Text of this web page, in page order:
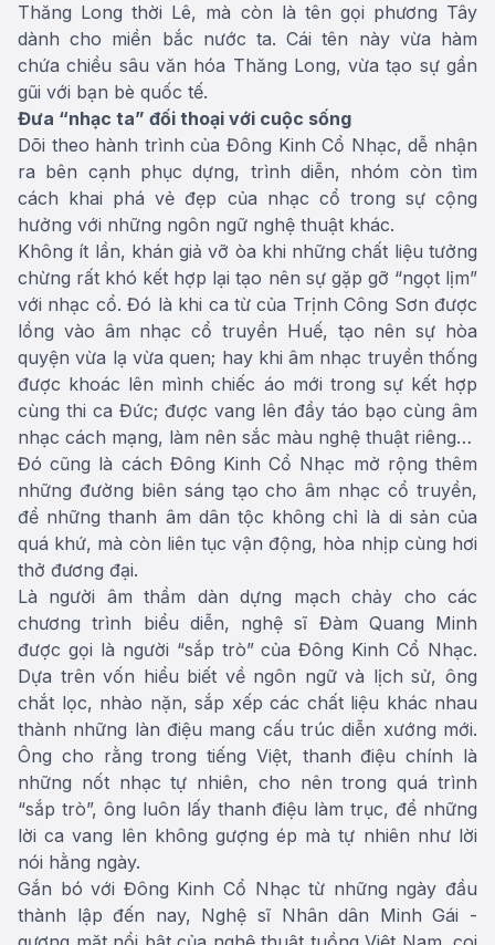
Thăng Long thời Lê, mà còn là tên gọi phương Tây
dành cho miền bắc nước ta. Cái tên này vừa hàm
chứa chiều sâu văn hóa Thăng Long, vừa tạo sự gần
gũi với bạn bè quốc tế.
Đưa “nhạc ta” đối thoại với cuộc sống
Dõi theo hành trình của Đông Kinh Cổ Nhạc, dễ nhận
ra bên cạnh phục dựng, trình diễn, nhóm còn tìm
cách khai phá vẻ đẹp của nhạc cổ trong sự cộng
hưởng với những ngôn ngữ nghệ thuật khác.
Không ít lần, khán giả vỡ òa khi những chất liệu tưởng
chừng rất khó kết hợp lại tạo nên sự gặp gỡ “ngọt lịm”
với nhạc cổ. Đó là khi ca từ của Trịnh Công Sơn được
lồng vào âm nhạc cổ truyền Huế, tạo nên sự hòa
quyện vừa lạ vừa quen; hay khi âm nhạc truyền thống
được khoác lên mình chiếc áo mới trong sự kết hợp
cùng thi ca Đức; được vang lên đầy táo bạo cùng âm
nhạc cách mạng, làm nên sắc màu nghệ thuật riêng…
Đó cũng là cách Đông Kinh Cổ Nhạc mở rộng thêm
những đường biên sáng tạo cho âm nhạc cổ truyền,
để những thanh âm dân tộc không chỉ là di sản của
quá khứ, mà còn liên tục vận động, hòa nhịp cùng hơi
thở đương đại.
Là người âm thầm dàn dựng mạch chảy cho các
chương trình biểu diễn, nghệ sĩ Đàm Quang Minh
được gọi là người “sắp trò” của Đông Kinh Cổ Nhạc.
Dựa trên vốn hiểu biết về ngôn ngữ và lịch sử, ông
chắt lọc, nhào nặn, sắp xếp các chất liệu khác nhau
thành những làn điệu mang cấu trúc diễn xướng mới.
Ông cho rằng trong tiếng Việt, thanh điệu chính là
những nốt nhạc tự nhiên, cho nên trong quá trình
“sắp trò”, ông luôn lấy thanh điệu làm trục, để những
lời ca vang lên không gượng ép mà tự nhiên như lời
nói hằng ngày.
Gắn bó với Đông Kinh Cổ Nhạc từ những ngày đầu
thành lập đến nay, Nghệ sĩ Nhân dân Minh Gái -